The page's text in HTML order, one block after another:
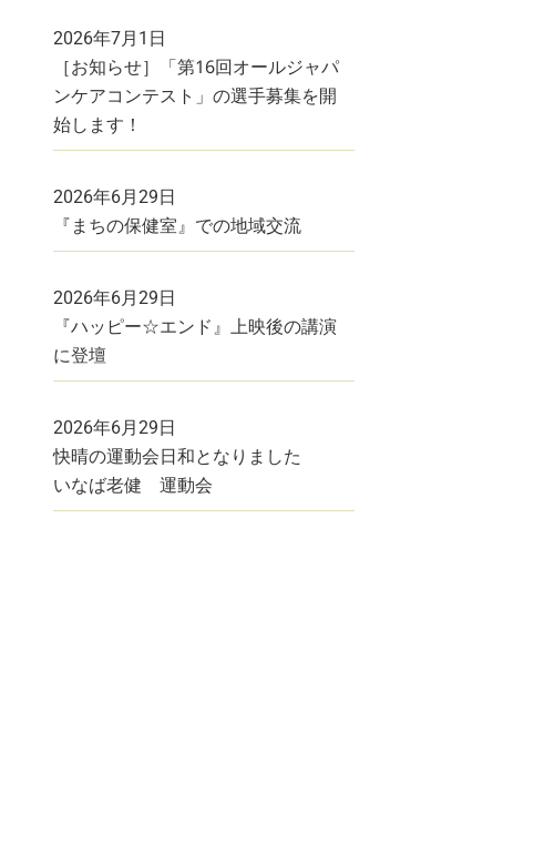
2026年7月1日
［お知らせ］「第16回オールジャパ
ンケアコンテスト」の選手募集を開
始します！
2026年6月29日
『まちの保健室』での地域交流
2026年6月29日
『ハッピー☆エンド』上映後の講演
に登壇
2026年6月29日
快晴の運動会日和となりました
いなば老健 運動会